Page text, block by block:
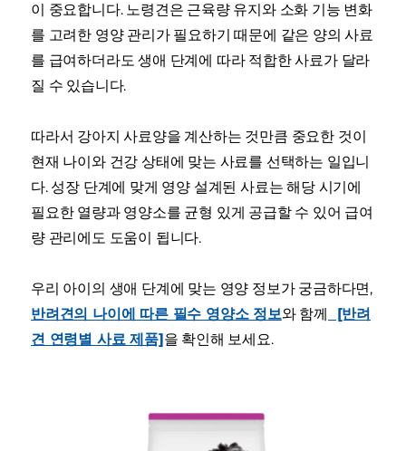
이 중요합니다. 노령견은 근육량 유지와 소화 기능 변화
를 고려한 영양 관리가 필요하기 때문에 같은 양의 사료
를 급여하더라도 생애 단계에 따라 적합한 사료가 달라
질 수 있습니다.
따라서 강아지 사료양을 계산하는 것만큼 중요한 것이
현재 나이와 건강 상태에 맞는 사료를 선택하는 일입니
다. 성장 단계에 맞게 영양 설계된 사료는 해당 시기에
필요한 열량과 영양소를 균형 있게 공급할 수 있어 급여
량 관리에도 도움이 됩니다.
우리 아이의 생애 단계에 맞는 영양 정보가 궁금하다면,
반려견의 나이에 따른 필수 영양소 정보와 함께
[반려
견 연령별 사료 제품]을 확인해 보세요.